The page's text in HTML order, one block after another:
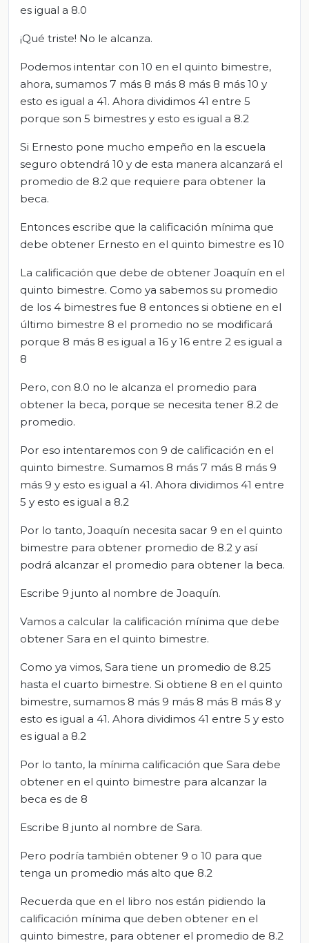
es igual a 8.0
¡Qué triste! No le alcanza.
Podemos intentar con 10 en el quinto bimestre,
ahora, sumamos 7 más 8 más 8 más 8 más 10 y
esto es igual a 41. Ahora dividimos 41 entre 5
porque son 5 bimestres y esto es igual a 8.2
Si Ernesto pone mucho empeño en la escuela
seguro obtendrá 10 y de esta manera alcanzará el
promedio de 8.2 que requiere para obtener la
beca.
Entonces escribe que la calificación mínima que
debe obtener Ernesto en el quinto bimestre es 10
La calificación que debe de obtener Joaquín en el
quinto bimestre. Como ya sabemos su promedio
de los 4 bimestres fue 8 entonces si obtiene en el
último bimestre 8 el promedio no se modificará
porque 8 más 8 es igual a 16 y 16 entre 2 es igual a
8
Pero, con 8.0 no le alcanza el promedio para
obtener la beca, porque se necesita tener 8.2 de
promedio.
Por eso intentaremos con 9 de calificación en el
quinto bimestre. Sumamos 8 más 7 más 8 más 9
más 9 y esto es igual a 41. Ahora dividimos 41 entre
5 y esto es igual a 8.2
Por lo tanto, Joaquín necesita sacar 9 en el quinto
bimestre para obtener promedio de 8.2 y así
podrá alcanzar el promedio para obtener la beca.
Escribe 9 junto al nombre de Joaquín.
Vamos a calcular la calificación mínima que debe
obtener Sara en el quinto bimestre.
Como ya vimos, Sara tiene un promedio de 8.25
hasta el cuarto bimestre. Si obtiene 8 en el quinto
bimestre, sumamos 8 más 9 más 8 más 8 más 8 y
esto es igual a 41. Ahora dividimos 41 entre 5 y esto
es igual a 8.2
Por lo tanto, la mínima calificación que Sara debe
obtener en el quinto bimestre para alcanzar la
beca es de 8
Escribe 8 junto al nombre de Sara.
Pero podría también obtener 9 o 10 para que
tenga un promedio más alto que 8.2
Recuerda que en el libro nos están pidiendo la
calificación mínima que deben obtener en el
quinto bimestre, para obtener el promedio de 8.2